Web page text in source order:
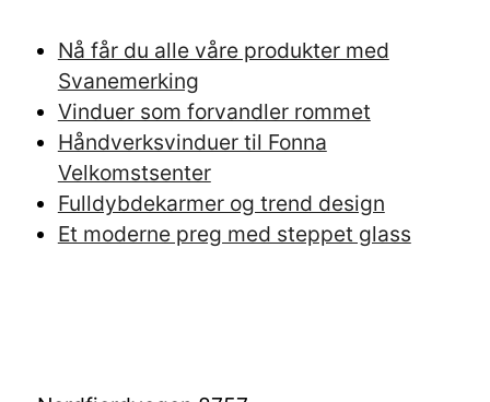
Nå får du alle våre produkter med
Svanemerking
Vinduer som forvandler rommet
Håndverksvinduer til Fonna
Velkomstsenter
Fulldybdekarmer og trend design
Et moderne preg med steppet glass